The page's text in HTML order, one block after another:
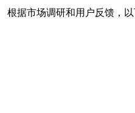
根据市场调研和用户反馈，